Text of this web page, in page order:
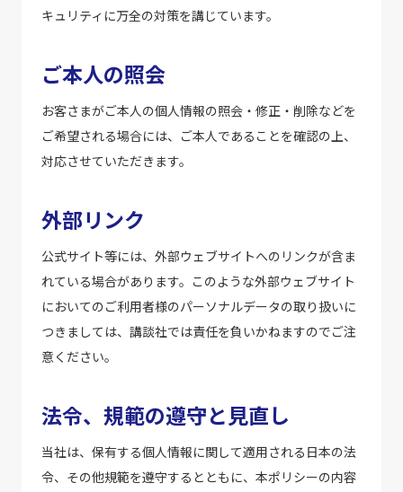
キュリティに万全の対策を講じています。
ご本人の照会
お客さまがご本人の個人情報の照会・修正・削除などを
ご希望される場合には、ご本人であることを確認の上、
対応させていただきます。
外部リンク
公式サイト等には、外部ウェブサイトへのリンクが含ま
れている場合があります。このような外部ウェブサイト
においてのご利用者様のパーソナルデータの取り扱いに
つきましては、講談社では責任を負いかねますのでご注
意ください。
法令、規範の遵守と見直し
当社は、保有する個人情報に関して適用される日本の法
令、その他規範を遵守するとともに、本ポリシーの内容